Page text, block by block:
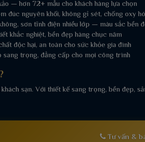
— hơn 72+ mẫu cho khách hàng lựa chọn
đúc nguyên khối, không gỉ sét, chống oxy
sơn tĩnh điện nhiều lớp — màu sắc bền
khắc nghiệt, bền đẹp hàng chục năm
độc hại, an toàn cho sức khỏe gia đình
sang trọng, đẳng cấp cho mọi công trình
sạn. Với thiết kế sang trọng, bền đẹp,
Tư vấn &